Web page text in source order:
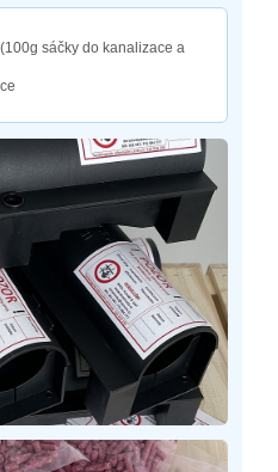
sáčky do kanalizace a